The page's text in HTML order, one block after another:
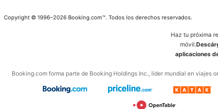
Copyright © 1996–2026 Booking.com™. Todos los derechos reservados.
Haz tu próxima
móvil.
aplicaciones
Booking.com forma parte de Booking Holdings Inc., líder mundial en viajes